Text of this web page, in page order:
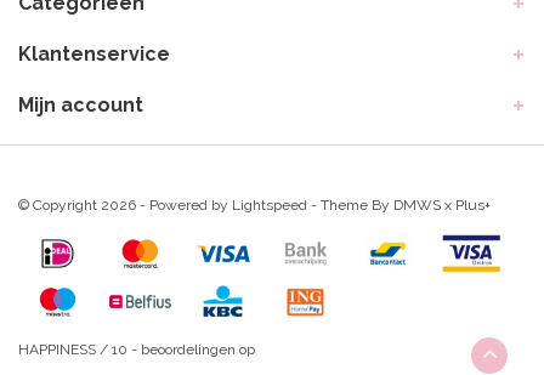
Klantenservice
Mijn account
© Copyright 2026 - Powered by Lightspeed - Theme By DMWS x Plus+
HAPPINESS / 10 - beoordelingen op